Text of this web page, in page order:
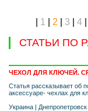
1 2 3 4|
СТАТЬИ ПО
ЧЕХОЛ ДЛЯ КЛЮЧЕЙ.
Статья рассказывает об
аксессуаре- чехлах для
Украина | Днепропетровск